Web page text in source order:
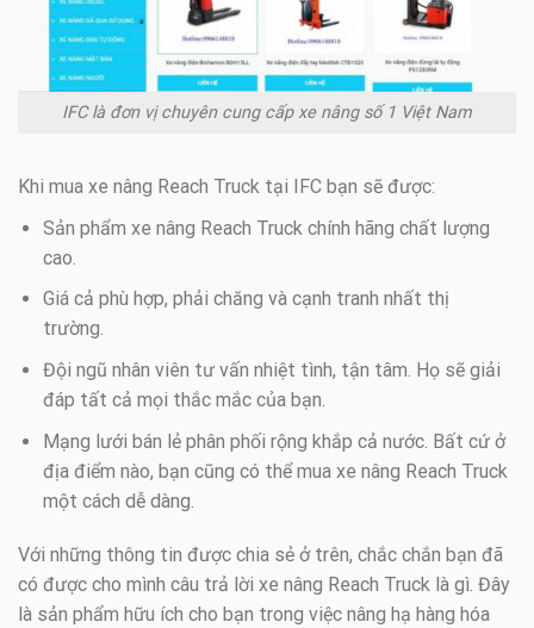
IFC là đơn vị chuyên cung cấp xe nâng số 1 Việt Nam
Khi mua xe nâng Reach Truck tại IFC bạn sẽ được:
Sản phẩm xe nâng Reach Truck chính hãng chất lượng
cao.
Giá cả phù hợp, phải chăng và cạnh tranh nhất thị
trường.
Đội ngũ nhân viên tư vấn nhiệt tình, tận tâm. Họ sẽ giải
đáp tất cả mọi thắc mắc của bạn.
Mạng lưới bán lẻ phân phối rộng khắp cả nước. Bất cứ ở
địa điểm nào, bạn cũng có thể mua xe nâng Reach Truck
một cách dễ dàng.
Với những thông tin được chia sẻ ở trên, chắc chắn bạn đã
có được cho mình câu trả lời xe nâng Reach Truck là gì. Đây
là sản phẩm hữu ích cho bạn trong việc nâng hạ hàng hóa